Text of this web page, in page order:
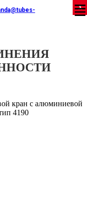
кран с алюминиевой
4190
X
X
X
X
X
X
X
X
X
X
X
X
X
X
X
X
X
X
X